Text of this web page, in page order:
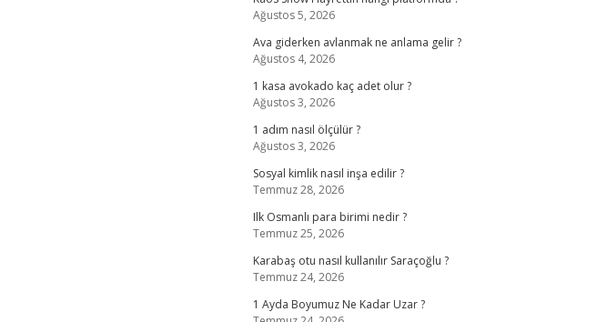
Ağustos 5, 2026
Ava giderken avlanmak ne anlama gelir ?
Ağustos 4, 2026
1 kasa avokado kaç adet olur ?
Ağustos 3, 2026
1 adım nasıl ölçülür ?
Ağustos 3, 2026
Sosyal kimlik nasıl inşa edilir ?
Temmuz 28, 2026
Ilk Osmanlı para birimi nedir ?
Temmuz 25, 2026
Karabaş otu nasıl kullanılır Saraçoğlu ?
Temmuz 24, 2026
1 Ayda Boyumuz Ne Kadar Uzar ?